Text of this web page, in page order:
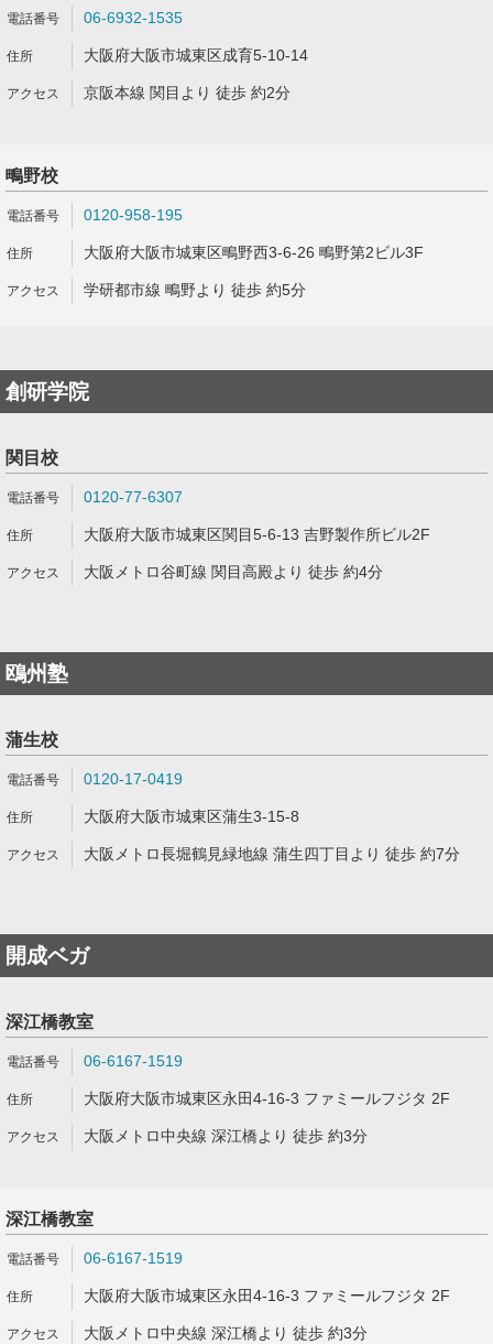
06-6932-1535
大阪府大阪市城東区成育5-10-14
京阪本線 関目より 徒歩 約2分
鴫野校
0120-958-195
大阪府大阪市城東区鴫野西3-6-26 鴫野第2ビル3F
学研都市線 鴫野より 徒歩 約5分
創研学院
関目校
0120-77-6307
大阪府大阪市城東区関目5-6-13 吉野製作所ビル2F
大阪メトロ谷町線 関目高殿より 徒歩 約4分
鴎州塾
蒲生校
0120-17-0419
大阪府大阪市城東区蒲生3-15-8
大阪メトロ長堀鶴見緑地線 蒲生四丁目より 徒歩 約7分
開成ベガ
深江橋教室
06-6167-1519
大阪府大阪市城東区永田4-16-3 ファミールフジタ 2F
大阪メトロ中央線 深江橋より 徒歩 約3分
深江橋教室
06-6167-1519
大阪府大阪市城東区永田4-16-3 ファミールフジタ 2F
大阪メトロ中央線 深江橋より 徒歩 約3分